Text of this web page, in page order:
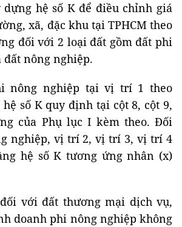
dựng hệ số K để điều chỉnh giá
xã, đặc khu tại TPHCM theo
đối với 2 loại đất gồm đất phi
nông nghiệp.
nông nghiệp tại vị trí 1 theo
số K quy định tại cột 8, cột 9,
của Phụ lục I kèm theo. Đối
nghiệp, vị trí 2, vị trí 3, vị trí 4
hệ số K tương ứng nhân (x)
với đất thương mại dịch vụ,
doanh phi nông nghiệp không